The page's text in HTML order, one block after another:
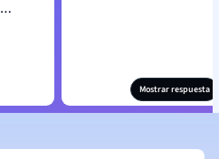
Mostrar respuesta